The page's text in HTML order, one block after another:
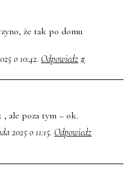
że tak po domu
o 10:42. Odpowiedz #
, ale poza tym – ok.
2025 o 11:15. Odpowiedz